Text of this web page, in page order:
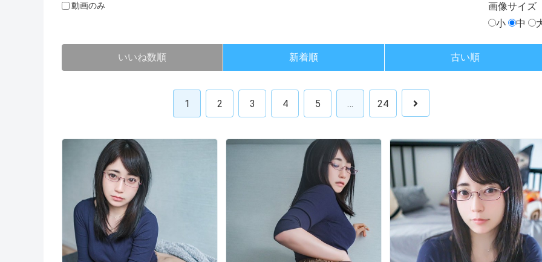
動画のみ 画像サイズ
小
中
いいね数順 新着順 古い順
1 2 3 4 5 … 24